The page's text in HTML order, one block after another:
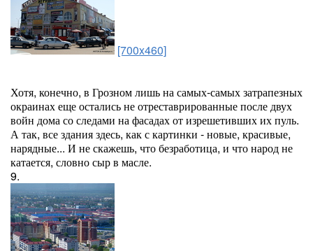
[700x460]
Хотя, конечно, в Грозном лишь на самых-самых затрапезных
окраинах еще остались не отреставрированные после двух
войн дома со следами на фасадах от изрешетивших их пуль.
А так, все здания здесь, как с картинки - новые, красивые,
нарядные... И не скажешь, что безработица, и что народ не
катается, словно сыр в масле.
9.